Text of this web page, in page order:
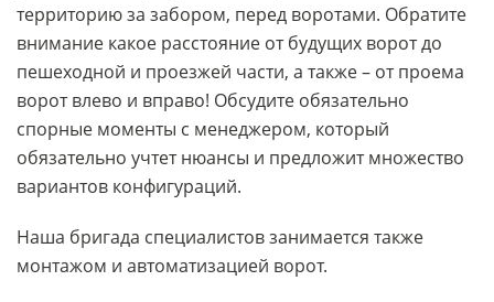
территорию за забором, перед воротами. Обратите
внимание какое расстояние от будущих ворот до
пешеходной и проезжей части, а также – от проема
ворот влево и вправо! Обсудите обязательно
спорные моменты с менеджером, который
обязательно учтет нюансы и предложит множество
вариантов конфигураций.
Наша бригада специалистов занимается также
монтажом и автоматизацией ворот.